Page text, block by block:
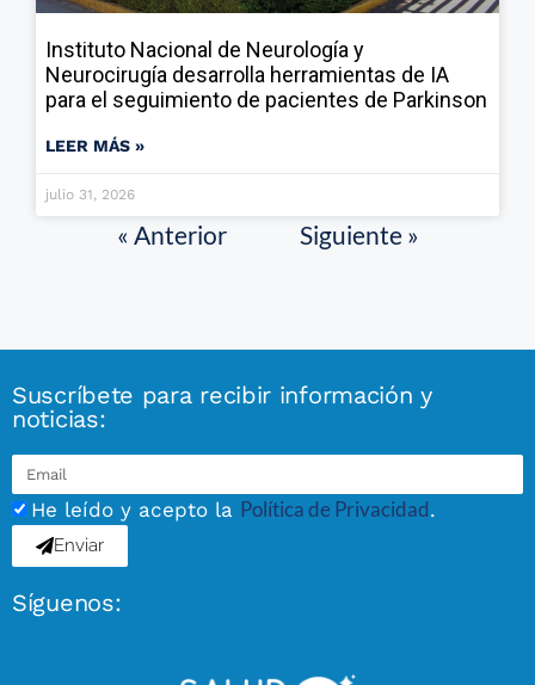
Instituto Nacional de Neurología y
Neurocirugía desarrolla herramientas de IA
para el seguimiento de pacientes de Parkinson
LEER MÁS »
julio 31, 2026
« Anterior Siguiente »
Suscríbete para recibir información y
noticias:
He leído y acepto la Política de Privacidad.
Enviar
Síguenos: